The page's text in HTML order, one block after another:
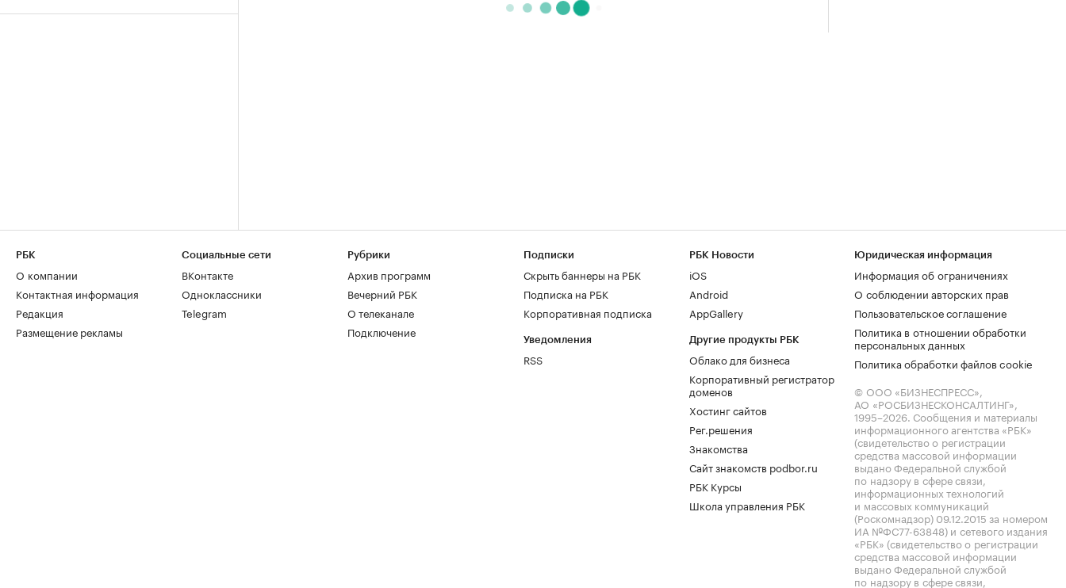
РБК
О компании
Контактная информация
Редакция
Размещение рекламы
Социальные сети
ВКонтакте
Одноклассники
Telegram
Рубрики
Архив программ
Вечерний РБК
О телеканале
Подключение
Подписки
Скрыть баннеры на РБК
Подписка на РБК
Корпоративная подписка
Уведомления
RSS
РБК Новости
iOS
Android
AppGallery
Другие продукты РБК
Облако для бизнеса
Корпоративный регистратор
доменов
Хостинг сайтов
Рег.решения
Знакомства
Сайт знакомств podbor.ru
РБК Курсы
Школа управления РБК
Юридическая информация
Информация об ограничениях
О соблюдении авторских прав
Пользовательское соглашение
Политика в отношении обработки
персональных данных
Политика обработки файлов cookie
© ООО «БИЗНЕСПРЕСС»,
АО «РОСБИЗНЕСКОНСАЛТИНГ»,
1995–2026. Сообщения и материалы
информационного агентства «РБК»
(свидетельство о регистрации
средства массовой информации
выдано Федеральной службой
по надзору в сфере связи,
информационных технологий
и массовых коммуникаций
(Роскомнадзор) 09.12.2015 за номером
ИА №ФС77-63848) и сетевого издания
«РБК» (свидетельство о регистрации
средства массовой информации
выдано Федеральной службой
по надзору в сфере связи,